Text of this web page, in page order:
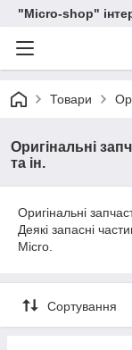
"Micro-shop"
Товари
Оригінальні
та ін.
Оригінальні
Деякі запасні
Micro.
Сортування